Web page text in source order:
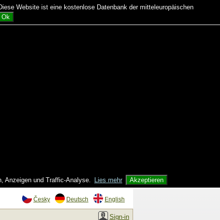
Website ist eine kostenlose Datenbank der mitteleuropäischen
Ok
Anzeigen und Traffic-Analyse. Lies mehr Akzeptieren
Česky Deutsch English
Sign-in